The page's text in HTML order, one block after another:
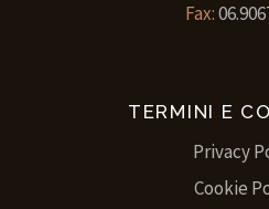
Fax:
TERMINI E
Privacy
Cookie